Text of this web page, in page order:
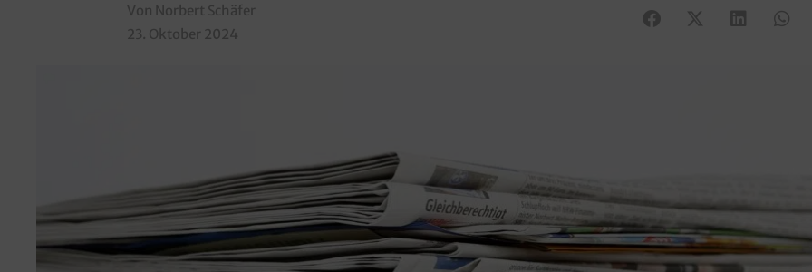
Von Norbert Schäfer
23. Oktober 2024